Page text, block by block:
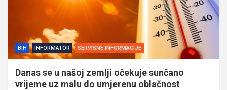
BIH INFORMATOR SERVISNE INFORMACIJE
Danas se u našoj zemlji očekuje sunčano
vrijeme uz malu do umjerenu oblačnost